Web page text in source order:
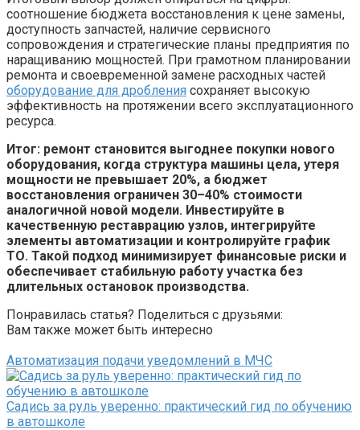
соотношение бюджета восстановления к цене замены,
доступность запчастей, наличие сервисного
сопровождения и стратегические планы предприятия по
наращиванию мощностей. При грамотном планировании
ремонта и своевременной замене расходных частей
оборудование для дробления сохраняет высокую
эффективность на протяжении всего эксплуатационного
ресурса.
Итог: ремонт становится выгоднее покупки нового
оборудования, когда структура машины цела, утеря
мощности не превышает 20%, а бюджет
восстановления ограничен 30–40% стоимости
аналогичной новой модели. Инвестируйте в
качественную реставрацию узлов, интегрируйте
элементы автоматизации и контролируйте график
ТО. Такой подход минимизирует финансовые риски и
обеспечивает стабильную работу участка без
длительных остановок производства.
Понравилась статья? Поделиться с друзьями:
Вам также может быть интересно
Автоматизация подачи уведомлений в МЧС
Садись за руль уверенно: практический гид по обучению
в автошколе